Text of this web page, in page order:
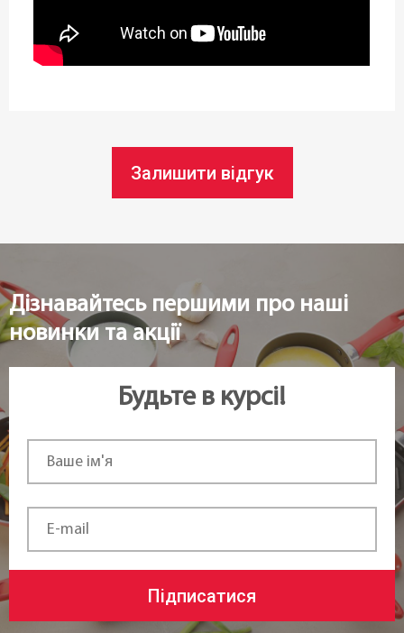
Довжина:
45 см
Чехія
Залишити відгук
Дізнавайтесь першими про наші
новинки та акції
Будьте в курсі!
Підписатися